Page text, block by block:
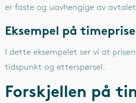
er faste og uavhengige av
Eksempel på
I dette eksempelet ser vi at
tidspunkt og etterspørsel.
Forskjellen på